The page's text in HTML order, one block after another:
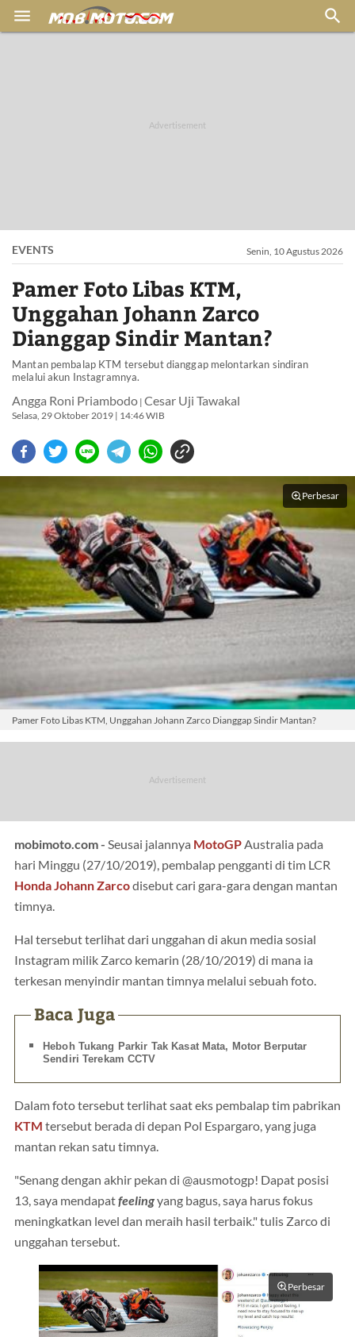
 
EVENTS Senin, 10 Agustus 2026
Pamer Foto Libas KTM,
Unggahan Johann Zarco
Dianggap Sindir Mantan?
Mantan pembalap KTM tersebut dianggap melontarkan sindiran
melalui akun Instagramnya.
Angga Roni Priambodo | Cesar Uji Tawakal
Selasa, 29 Oktober 2019 | 14:46 WIB
Perbesar
Pamer Foto Libas KTM, Unggahan Johann Zarco Dianggap Sindir Mantan?
mobimoto.com - Seusai jalannya MotoGPAustralia pada
hari Minggu (27/10/2019), pembalap pengganti di tim LCR
HondaJohann Zarcodisebut cari gara-gara dengan mantan
timnya.
Hal tersebut terlihat dari unggahan di akun media sosial
Instagram milik Zarco kemarin (28/10/2019) di mana ia
terkesan menyindir mantan timnya melalui sebuah foto.
Baca Juga
Heboh Tukang Parkir Tak Kasat Mata, Motor Berputar
Sendiri Terekam CCTV
Dalam foto tersebut terlihat saat eks pembalap tim pabrikan
KTM tersebut berada di depan Pol Espargaro, yang juga
mantan rekan satu timnya.
"Senang dengan akhir pekan di @ausmotogp! Dapat posisi
13, saya mendapatfeelingyang bagus, saya harus fokus
meningkatkan level dan meraih hasil terbaik." tulis Zarco di
unggahan tersebut.
Perbesar